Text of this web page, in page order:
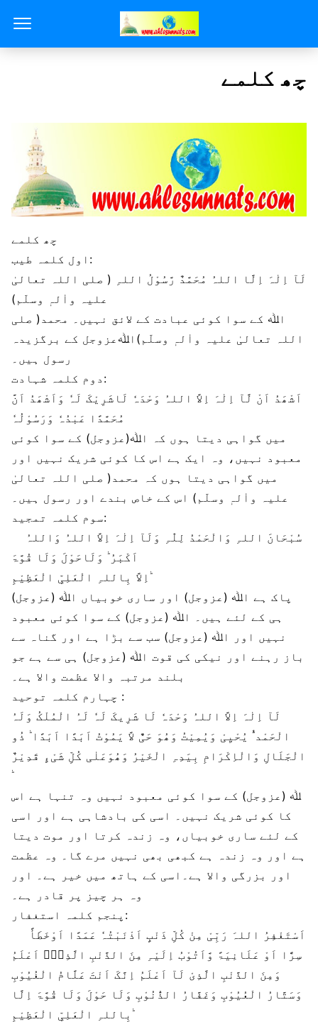
چھ کلمے
چھ کلمے
اول کلمہ طیب:
لَآ اِلٰہَ اِلَّا اللہُ مُحَمَّدٌ رَّسُوْلُ اللہِ ( صلی اللہ تعالیٰ
علیہ واٰلہٖ وسلّم)
اﷲ کے سوا کوئی عبادت کے لائق نہیں۔ محمد( صلی
اللہ تعالیٰ علیہ واٰلہٖ وسلّم)اﷲعزوجل کے برگزیدہ
رسول ہیں۔
دوم کلمہ شہادت:
اَشْھَدُ اَنْ لَّآ اِلٰہَ اِلاَّ اللہُ وَحْدَہٗ لَاشَرِیْکَ لَہٗ وَاَشْھَدُ اَنَّ
مُحَمَّدًا عَبْدُہٗ وَرَسُوْلُہٗ
میں گواہی دیتا ہوں کہ اﷲ(عزوجل) کے سوا کوئی
معبود نہیں، وہ ایک ہے اس کا کوئی شریک نہیں اور
میں گواہی دیتا ہوں کہ محمد( صلی اللہ تعالیٰ
علیہ واٰلہٖ وسلّم) اس کے خاص بندے اور رسول ہیں۔
سوم کلمہ تمجید:
اِلاَّ بِاللہِ الْعَلِیِّ الْعَظِیْمِ ؕ
پاک ہے اﷲ (عزوجل) اور ساری خوبیاں اﷲ (عزوجل)
ہی کے لئے ہیں۔ اﷲ (عزوجل) کے سوا کوئی معبود
نہیں اور اﷲ (عزوجل) سب سے بڑا ہے اور گناہ سے
باز رہنے اور نیکی کی قوت اﷲ (عزوجل) ہی سے ہے جو
بلند مرتبہ والا عظمت والا ہے۔
چہارم کلمہ توحید :
لَآ اِلٰہَ اِلاَّ اللہُ وَحْدَہٗ لَا شَرِیکَ لَہٗ لَہُ الْمُلْکُ وَلَہُ
الْحَمْد ُؕ یُحْیِیْ وَیُمِیْتُ وَھُوَ حَیٌّ لاَّ یَمُوْتُ اَبَدًا اَبَدًا ؕ ذُو
الْجَلَالِ وَالْاِکْرَامِ بِیَدِہِ الْخَیْرُ وَھُوَعَلٰی کُلِّ شَیْءٍ قَدِیْرٌ
ﷲ (عزوجل) کے سوا کوئی معبود نہیں وہ تنہا ہے اس
کا کوئی شریک نہیں۔ اسی کی بادشاہی ہے اور اسی
کے لئے ساری خوبیاں، وہ زندہ کرتا اور موت دیتا
ہے اور وہ زندہ ہے کبھی بھی نہیں مرے گا۔ وہ عظمت
اور بزرگی والا ہے۔اسی کے ہاتھ میں خیر ہے۔ اور
وہ ہر چیز پر قادر ہے۔
پنجم کلمہ استغفار:
سِرًّا اَوْ عَلَانِیَۃً وَّاَتُوْبُ اِلَیْہِ مِنَ الذَّنْبِ الَّذِیْۤ اَعْلَمُ
وَمِنَ الذَّنْبِ الَّذِیْ لَآ اَعْلَمُ اِنَّکَ اَنْتَ عَلَّامُ الْغُیُوْبِ
وَسَتَّارُ الْعُیُوْبِ وَغَفَّارُ الذُّنُوْبِ وَلَا حَوْلَ وَلَا قُوَّۃَ اِلَّا
بِاللہِ الْعَلِیِّ الْعَظِیْمِ ؕ